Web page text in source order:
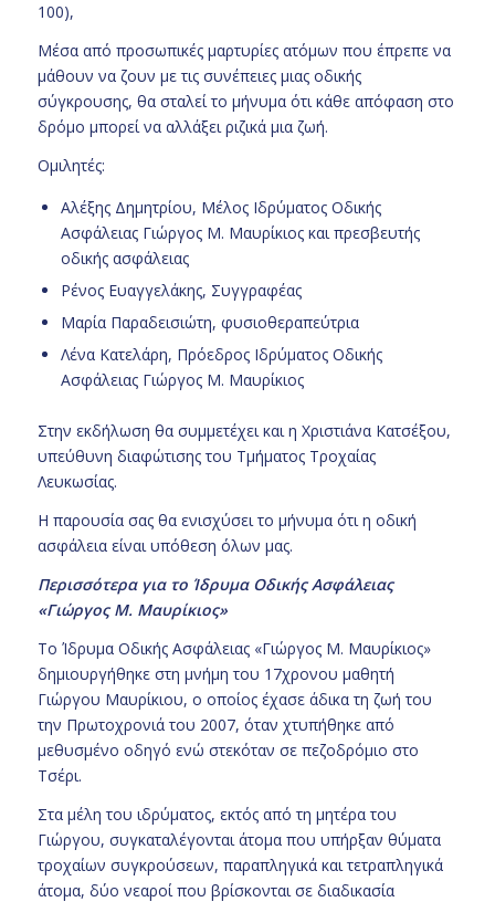
100),
Μέσα από προσωπικές μαρτυρίες ατόμων που έπρεπε να
μάθουν να ζουν με τις συνέπειες μιας οδικής
σύγκρουσης, θα σταλεί το μήνυμα ότι κάθε απόφαση στο
δρόμο μπορεί να αλλάξει ριζικά μια ζωή.
Ομιλητές:
Αλέξης Δημητρίου, Μέλος Ιδρύματος Οδικής
Ασφάλειας Γιώργος Μ. Μαυρίκιος και πρεσβευτής
οδικής ασφάλειας
Ρένος Ευαγγελάκης, Συγγραφέας
Μαρία Παραδεισιώτη, φυσιοθεραπεύτρια
Λένα Κατελάρη, Πρόεδρος Ιδρύματος Οδικής
Ασφάλειας Γιώργος Μ. Μαυρίκιος
Στην εκδήλωση θα συμμετέχει και η Χριστιάνα Κατσέξου,
υπεύθυνη διαφώτισης του Τμήματος Τροχαίας
Λευκωσίας.
Η παρουσία σας θα ενισχύσει το μήνυμα ότι η οδική
ασφάλεια είναι υπόθεση όλων μας.
Περισσότερα για το Ίδρυμα Οδικής Ασφάλειας
«Γιώργος Μ. Μαυρίκιος»
Το Ίδρυμα Οδικής Ασφάλειας «Γιώργος Μ. Μαυρίκιος»
δημιουργήθηκε στη μνήμη του 17χρονου μαθητή
Γιώργου Μαυρίκιου, ο οποίος έχασε άδικα τη ζωή του
την Πρωτοχρονιά του 2007, όταν χτυπήθηκε από
μεθυσμένο οδηγό ενώ στεκόταν σε πεζοδρόμιο στο
Τσέρι.
Στα μέλη του ιδρύματος, εκτός από τη μητέρα του
Γιώργου, συγκαταλέγονται άτομα που υπήρξαν θύματα
τροχαίων συγκρούσεων, παραπληγικά και τετραπληγικά
άτομα, δύο νεαροί που βρίσκονται σε διαδικασία